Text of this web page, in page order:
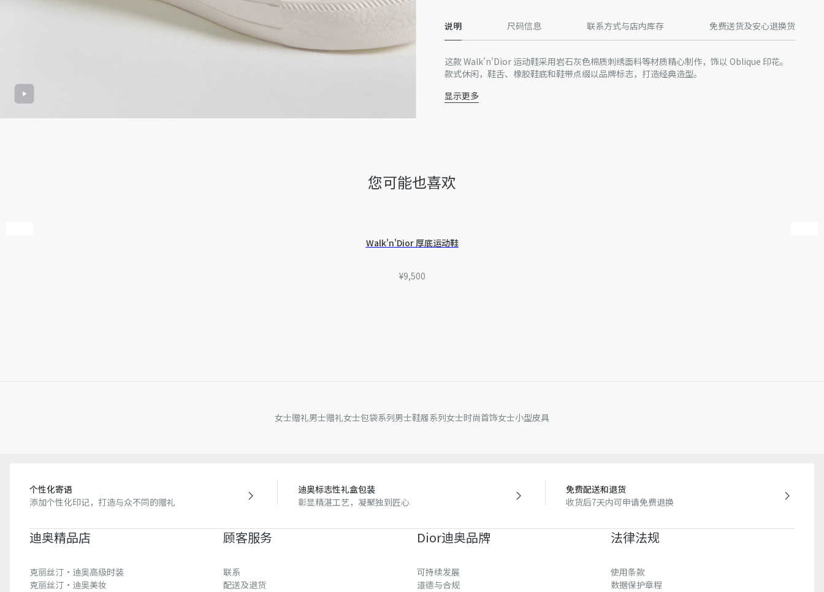
说明 尺码信息 联系方式与店内库存 免费送货及安心退换货
这款 Walk'n'Dior 运动鞋采用岩石灰色棉质刺绣面料等材质精心制作，饰以 Oblique 印花。
款式休闲，鞋舌、橡胶鞋底和鞋带点缀以品牌标志，打造经典造型。
主体：科技面料，棉
因技术局限、产品改良或生产批次等原因，网站中的信息可能存在色差、尺码误差、成分含
显示更多
您可能也喜欢
Walk'n'Dior 厚底运动鞋
¥9,500
女士赠礼男士赠礼女士包袋系列男士鞋履系列女士时尚首饰女士小型皮具
个性化寄语
添加个性化印记，打造与众不同的赠礼
迪奥标志性礼盒包装
彰显精湛工艺，凝聚独到匠心
免费配送和退货
收货后7天内可申请免费退换
迪奥精品店
克丽丝汀·迪奥高级时装
克丽丝汀·迪奥美妆
顾客服务
联系
配送及退货
Dior迪奥品牌
可持续发展
道德与合规
法律法规
使用条款
数据保护章程